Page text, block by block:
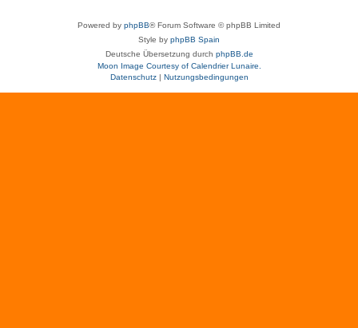
Powered by phpBB® Forum Software © phpBB Limited
Style by phpBB Spain
Deutsche Übersetzung durch phpBB.de
Moon Image Courtesy of Calendrier Lunaire.
Datenschutz| Nutzungsbedingungen